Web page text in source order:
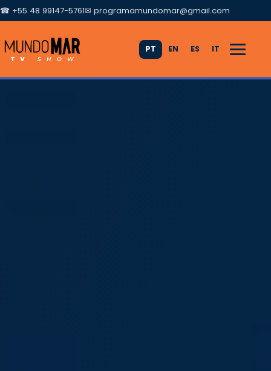
☎ +55 48 99147-5761✉ programamundomar@gmail.com
PT EN ES IT